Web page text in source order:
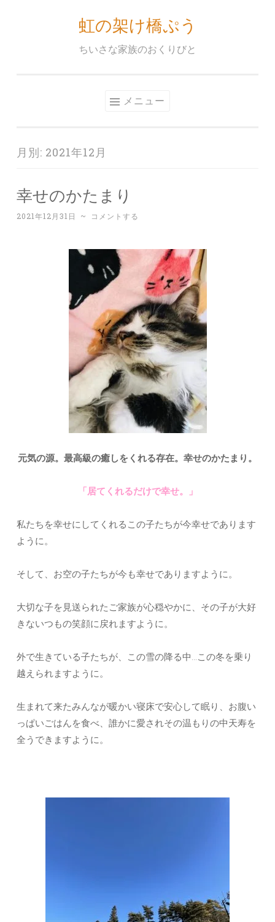
ッ
虹の架け橋ぷう
ちいさな家族のおくりびと
メニュー
月別: 2021年12月
幸せのかたまり
2021年12月31日 ~ コメントする
元気の源。最高級の癒しをくれる存在。幸せのかたまり。
「居てくれるだけで幸せ。」
私たちを幸せにしてくれるこの子たちが今幸せであります
ように。
そして、お空の子たちが今も幸せでありますように。
大切な子を見送られたご家族が心穏やかに、その子が大好
きないつもの笑顔に戻れますように。
外で生きている子たちが、この雪の降る中…この冬を乗り
越えられますように。
生まれて来たみんなが暖かい寝床で安心して眠り、お腹い
っぱいごはんを食べ、誰かに愛されその温もりの中天寿を
全うできますように。